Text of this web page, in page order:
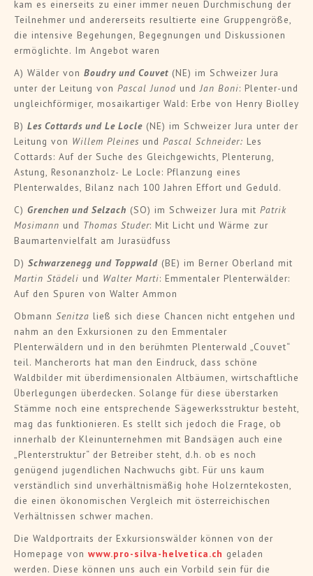
kam es einerseits zu einer immer neuen Durchmischung der
Teilnehmer und andererseits resultierte eine Gruppengröße,
die intensive Begehungen, Begegnungen und Diskussionen
ermöglichte. Im Angebot waren
A) Wälder von Boudry und Couvet (NE) im Schweizer Jura
unter der Leitung von Pascal Junod undJan Boni: Plenter-und
ungleichförmiger, mosaikartiger Wald: Erbe von Henry Biolley
B) Les Cottards und Le Locle (NE) im Schweizer Jura unter der
Leitung von Willem Pleines und Pascal Schneider: Les
Cottards: Auf der Suche des Gleichgewichts, Plenterung,
Astung, Resonanzholz- Le Locle: Pflanzung eines
Plenterwaldes, Bilanz nach 100 Jahren Effort und Geduld.
C) Grenchen und Selzach (SO) im Schweizer Jura mit Patrik
Mosimann und Thomas Studer: Mit Licht und Wärme zur
Baumartenvielfalt am Jurasüdfuss
D) Schwarzenegg und Toppwald (BE) im Berner Oberland mit
Martin Städeli und Walter Marti: Emmentaler Plenterwälder:
Auf den Spuren von Walter Ammon
Obmann Senitza ließ sich diese Chancen nicht entgehen und
nahm an den Exkursionen zu den Emmentaler
Plenterwäldern und in den berühmten Plenterwald „Couvet“
teil. Mancherorts hat man den Eindruck, dass schöne
Waldbilder mit überdimensionalen Altbäumen, wirtschaftliche
Überlegungen überdecken. Solange für diese überstarken
Stämme noch eine entsprechende Sägewerksstruktur besteht,
mag das funktionieren. Es stellt sich jedoch die Frage, ob
innerhalb der Kleinunternehmen mit Bandsägen auch eine
„Plenterstruktur“ der Betreiber steht, d.h. ob es noch
genügend jugendlichen Nachwuchs gibt. Für uns kaum
verständlich sind unverhältnismäßig hohe Holzerntekosten,
die einen ökonomischen Vergleich mit österreichischen
Verhältnissen schwer machen.
Die Waldportraits der Exkursionswälder können von der
Homepage von www.pro-silva-helvetica.ch geladen
werden. Diese können uns auch ein Vorbild sein für die